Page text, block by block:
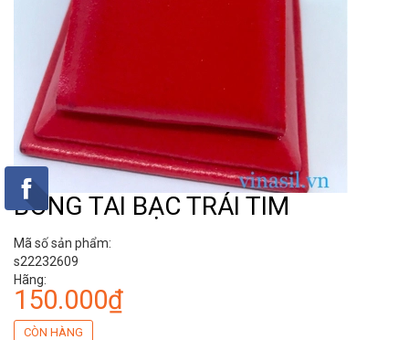
BÔNG TAI BẠC TRÁI TIM
Mã số sản phẩm:
s22232609
Hãng:
150.000₫
CÒN HÀNG